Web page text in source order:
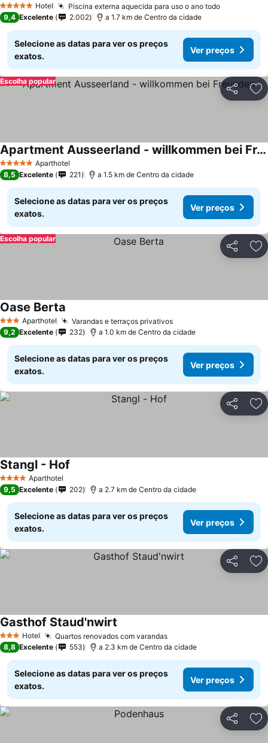
5 Estrelas Hotel Piscina externa aquecida para uso o ano todoVer preços
Ver preços
9,4 Excelente 2.002 a 1.7 km de Centro da cidade
Selecione as datas para ver os preços
exatos.
Ver preços
Partilhar
Escolha popular
5 Estrelas Aparthotel
Apartment Ausseerland - willkommen bei Freunden
Ver preços
8,5 Excelente 221 a 1.5 km de Centro da cidade
Selecione as datas para ver os preços
exatos.
Ver preços
Partilhar
Escolha popular
3 EstrelasAparthotel Varandas e terraços privativosVer preços
Oase Berta
9,2 Excelente 232 a 1.0 km de Centro da cidade
Selecione as datas para ver os preços
exatos.
Ver preços
Partilhar
4 EstrelasAparthotel
Stangl - Hof
9,5 Excelente 202 a 2.7 km de Centro da cidade
Selecione as datas para ver os preços
exatos.
Ver preços
Partilhar
3 EstrelasHotel Quartos renovados com varandasVer preços
Gasthof Staud'nwirt
8,8 Excelente 553 a 2.3 km de Centro da cidade
Selecione as datas para ver os preços
exatos.
Ver preços
Partilhar